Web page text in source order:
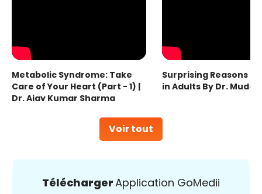
Voir tout
Metabolic Syndrome: Take
Care of Your Heart (Part - 1) |
Dr. Ajay Kumar Sharma
Surprising Reasons
in Adults By Dr.
TéléchargerApplication GoMedii